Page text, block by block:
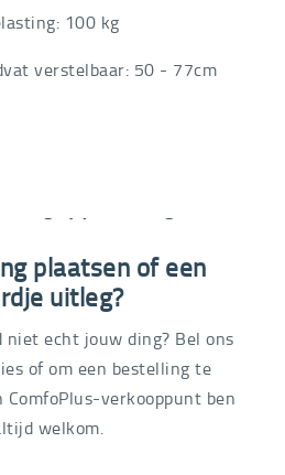
100 kg
verstelbaar: 50 - 77cm
21 60
plaatsen of een
uitleg?
niet echt jouw ding? Bel ons
of om een bestelling te
ComfoPlus-verkooppunt ben
welkom.